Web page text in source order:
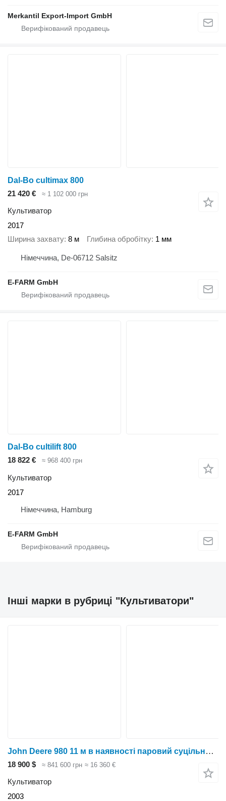
Merkantil Export-Import GmbH
Dal-Bo cultimax 800
21 420 €
≈ 1 102 000 грн
Культиватор
2017
Ширина захвату 8 м Глибина обробітку 1 мм
Німеччина, De-06712 Salsitz
E-FARM GmbH
Dal-Bo cultilift 800
18 822 €
≈ 968 400 грн
Культиватор
2017
Німеччина, Hamburg
E-FARM GmbH
Інші марки в рубриці "Культиватори"
John Deere 980 11 м в наявності паровий суцільного обробітку передпосівний
18 900 $ ≈ 841 600 грн ≈ 16 360 €
Культиватор
2003